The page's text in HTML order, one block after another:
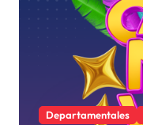
Departamentales